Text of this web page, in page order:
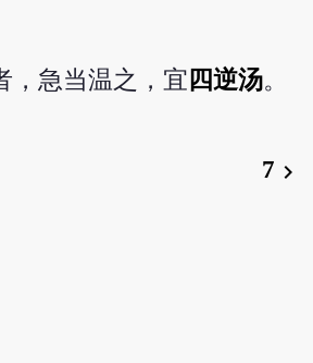
，急当温之，宜 四逆汤。
7 chevron_right